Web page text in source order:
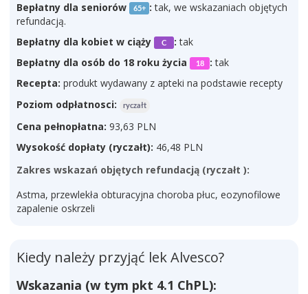
Bepłatny dla seniorów
65+ : tak, we wskazaniach objętych
refundacją.
Bepłatny dla kobiet w ciąży
C : tak
Bepłatny dla osób do 18 roku życia
18 : tak
Recepta: produkt wydawany z apteki na podstawie recepty
Poziom odpłatnosci:
ryczałt
Cena pełnopłatna: 93,63 PLN
Wysokość dopłaty (ryczałt): 46,48 PLN
Zakres wskazań objętych refundacją (ryczałt ):
Astma, przewlekła obturacyjna choroba płuc, eozynofilowe
zapalenie oskrzeli
Kiedy należy przyjąć lek Alvesco?
Wskazania (w tym pkt 4.1 ChPL):